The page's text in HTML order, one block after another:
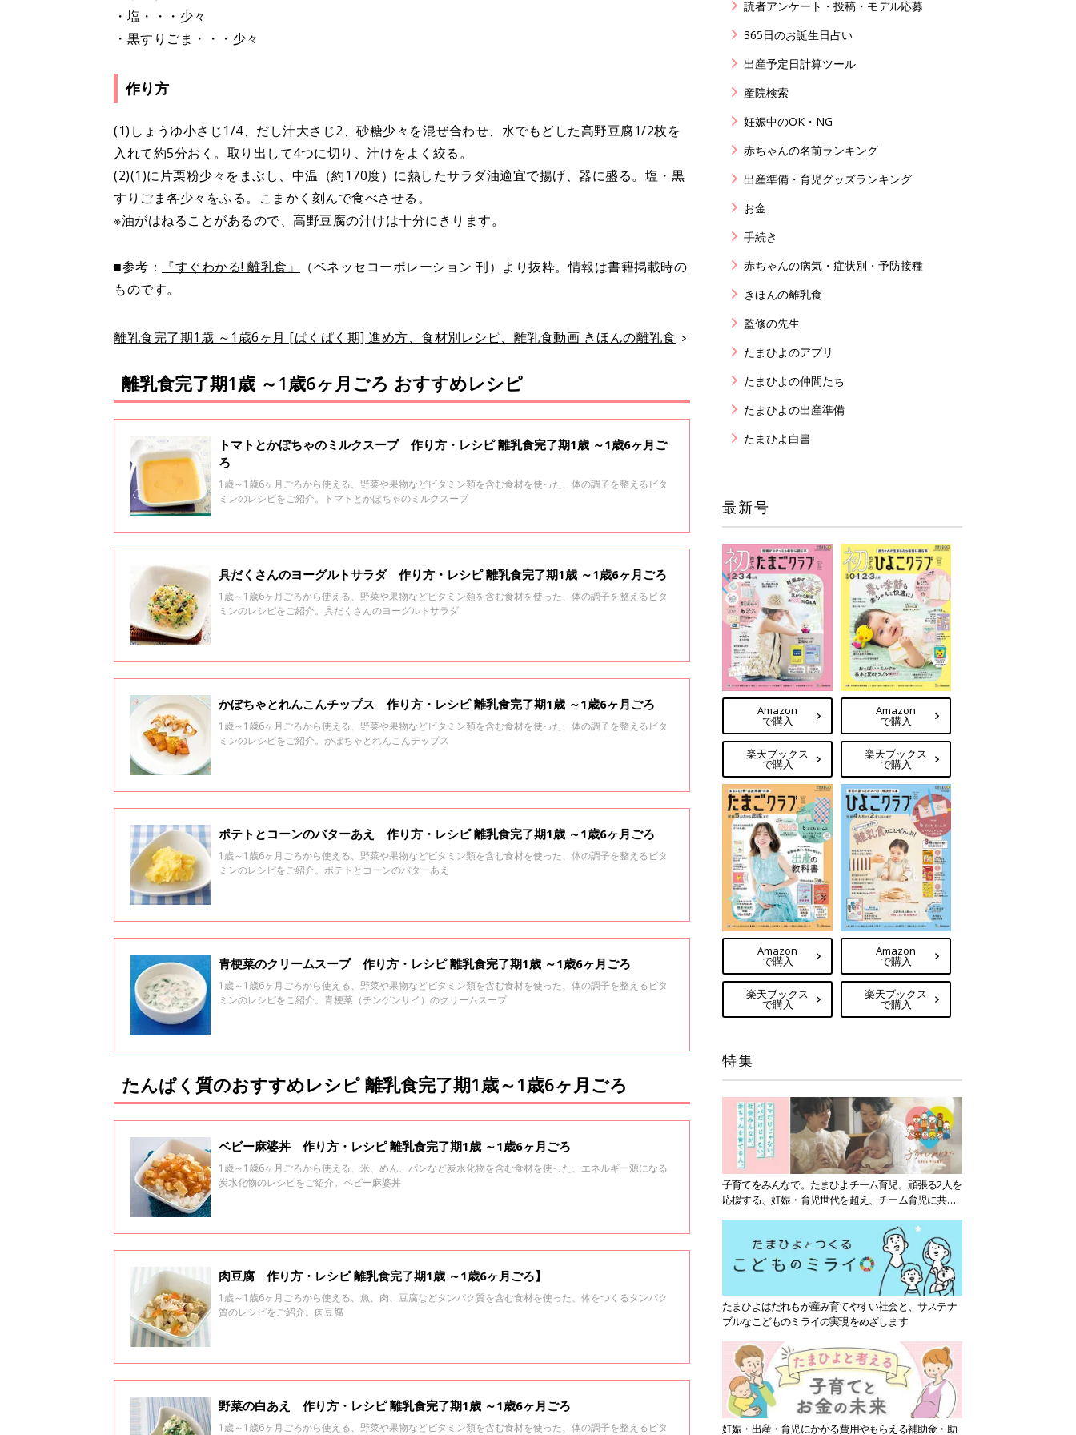
・塩・・・少々
・黒すりごま・・・少々
作り方
(1)しょうゆ小さじ1/4、だし汁大さじ2、砂糖少々を混ぜ合わせ、水でもどした高野豆腐1/2枚を
入れて約5分おく。取り出して4つに切り、汁けをよく絞る。
(2)(1)に片栗粉少々をまぶし、中温（約170度）に熱したサラダ油適宜で揚げ、器に盛る。塩・黒
すりごま各少々をふる。こまかく刻んで食べさせる。
※油がはねることがあるので、高野豆腐の汁けは十分にきります。
■参考： 『すぐわかる! 離乳食』
（ベネッセコーポレーション 刊）より抜粋。情報は書籍掲載時の
ものです。
離乳食完了期1歳 ～1歳6ヶ月 [ぱくぱく期] 進め方、食材別レシピ、離乳食動画 きほんの離乳食
離乳食完了期1歳 ～1歳6ヶ月ごろ おすすめレシピ
トマトとかぼちゃのミルクスープ 作り方・レシピ 離乳食完了期1歳 ～1歳6ヶ月ご
ろ
1歳～1歳6ヶ月ごろから使える、野菜や果物などビタミン類を含む食材を使った、体の調子を整えるビタ
ミンのレシピをご紹介。トマトとかぼちゃのミルクスープ
具だくさんのヨーグルトサラダ 作り方・レシピ 離乳食完了期1歳 ～1歳6ヶ月ごろ
1歳～1歳6ヶ月ごろから使える、野菜や果物などビタミン類を含む食材を使った、体の調子を整えるビタ
ミンのレシピをご紹介。具だくさんのヨーグルトサラダ
かぼちゃとれんこんチップス 作り方・レシピ 離乳食完了期1歳 ～1歳6ヶ月ごろ
1歳～1歳6ヶ月ごろから使える、野菜や果物などビタミン類を含む食材を使った、体の調子を整えるビタ
ミンのレシピをご紹介。かぼちゃとれんこんチップス
ポテトとコーンのバターあえ 作り方・レシピ 離乳食完了期1歳 ～1歳6ヶ月ごろ
1歳～1歳6ヶ月ごろから使える、野菜や果物などビタミン類を含む食材を使った、体の調子を整えるビタ
ミンのレシピをご紹介。ポテトとコーンのバターあえ
青梗菜のクリームスープ 作り方・レシピ 離乳食完了期1歳 ～1歳6ヶ月ごろ
1歳～1歳6ヶ月ごろから使える、野菜や果物などビタミン類を含む食材を使った、体の調子を整えるビタ
ミンのレシピをご紹介。青梗菜（チンゲンサイ）のクリームスープ
たんぱく質のおすすめレシピ 離乳食完了期1歳～1歳6ヶ月ごろ
ベビー麻婆丼 作り方・レシピ 離乳食完了期1歳 ～1歳6ヶ月ごろ
1歳～1歳6ヶ月ごろから使える、米、めん、パンなど炭水化物を含む食材を使った、エネルギー源になる
炭水化物のレシピをご紹介。ベビー麻婆丼
肉豆腐 作り方・レシピ 離乳食完了期1歳 ～1歳6ヶ月ごろ】
1歳～1歳6ヶ月ごろから使える、魚、肉、豆腐などタンパク質を含む食材を使った、体をつくるタンパク
質のレシピをご紹介。肉豆腐
野菜の白あえ 作り方・レシピ 離乳食完了期1歳 ～1歳6ヶ月ごろ
1歳～1歳6ヶ月ごろから使える、野菜や果物などビタミン類を含む食材を使った、体の調子を整えるビタ
読者アンケート・投稿・モデル応募
365日のお誕生日占い
出産予定日計算ツール
産院検索
妊娠中のOK・NG
赤ちゃんの名前ランキング
出産準備・育児グッズランキング
お金
手続き
赤ちゃんの病気・症状別・予防接種
きほんの離乳食
監修の先生
たまひよのアプリ
たまひよの仲間たち
たまひよの出産準備
たまひよ白書
最新号
Amazon
で購入
楽天ブックス
で購入
Amazon
で購入
楽天ブックス
で購入
Amazon
で購入
楽天ブックス
で購入
Amazon
で購入
楽天ブックス
で購入
特集
子育てをみんなで。たまひよチーム育児。頑張る2人を
応援する、妊娠・育児世代を超え、チーム育児に共感
たまひよはだれもが産み育てやすい社会と、サステナ
ブルなこどものミライの実現をめざします
妊娠・出産・育児にかかる費用やもらえる補助金・助